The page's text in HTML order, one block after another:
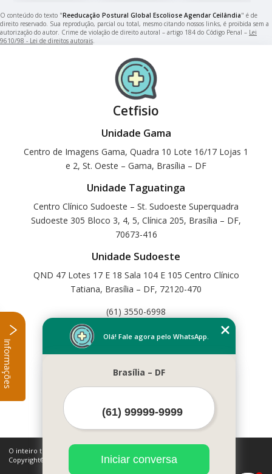
O conteúdo do texto "Reeducação Postural Global Escoliose Agendar Ceilândia" é de
direito reservado. Sua reprodução, parcial ou total, mesmo citando nossos links, é proibida sem a
autorização do autor. Crime de violação de direito autoral – artigo 184 do Código Penal – Lei
9610/98 - Lei de direitos autorais.
Cetfisio
Unidade Gama
Centro de Imagens Gama, Quadra 10 Lote 16/17 Lojas 1
e 2, St. Oeste – Gama, Brasília – DF
Unidade Taguatinga
Centro Clínico Sudoeste – St. Sudoeste Superquadra
Sudoeste 305 Bloco 3, 4, 5, Clínica 205, Brasília – DF,
70673-416
Unidade Sudoeste
QND 47 Lotes 17 E 18 Sala 104 E 105 Centro Clínico
Tatiana, Brasília – DF, 72120-470
(61) 3550-6998
Home
Serviços
Contato
Mais Serviços
O inteiro teor deste site está sujeito à proteção de direitos autorais.
Copyright© Cetfisio (Lei 9610 de 19/02/1998)
Olá! Fale agora pelo WhatsApp.
Brasília – DF
Iniciar conversa
Informações